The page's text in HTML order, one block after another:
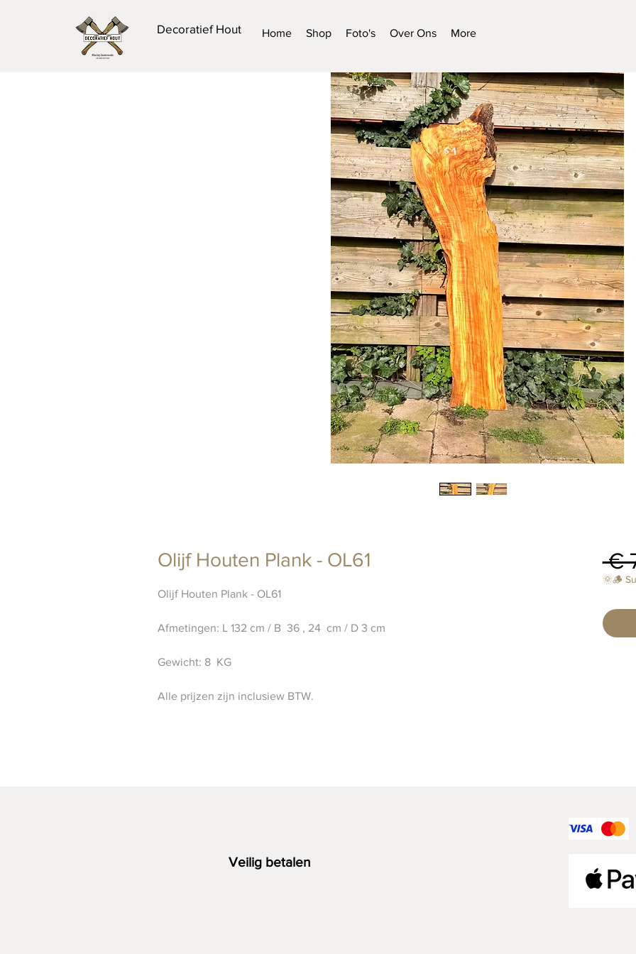
Decoratief Hout Home Shop Foto's Over Ons More
Olijf Houten Plank - OL61
Olijf Houten Plank - OL61
Afmetingen: L 132 cm / B 36 , 24 cm / D 3 cm
Gewicht: 8 KG
Alle prijzen zijn inclusiew BTW.
€
🌞🪵
Veilig betalen